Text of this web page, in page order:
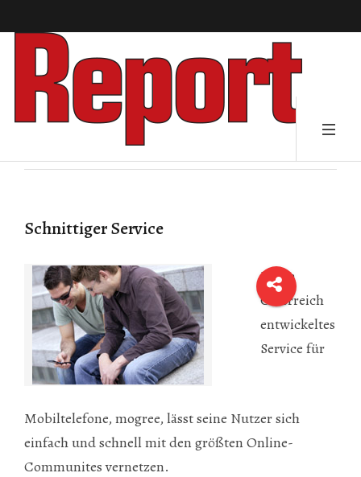
Schnittiger Service
Ein in
Österreich
entwickeltes
Service für
Mobiltelefone, mogree, lässt seine Nutzer sich
einfach und schnell mit den größten Online-
Communites vernetzen.